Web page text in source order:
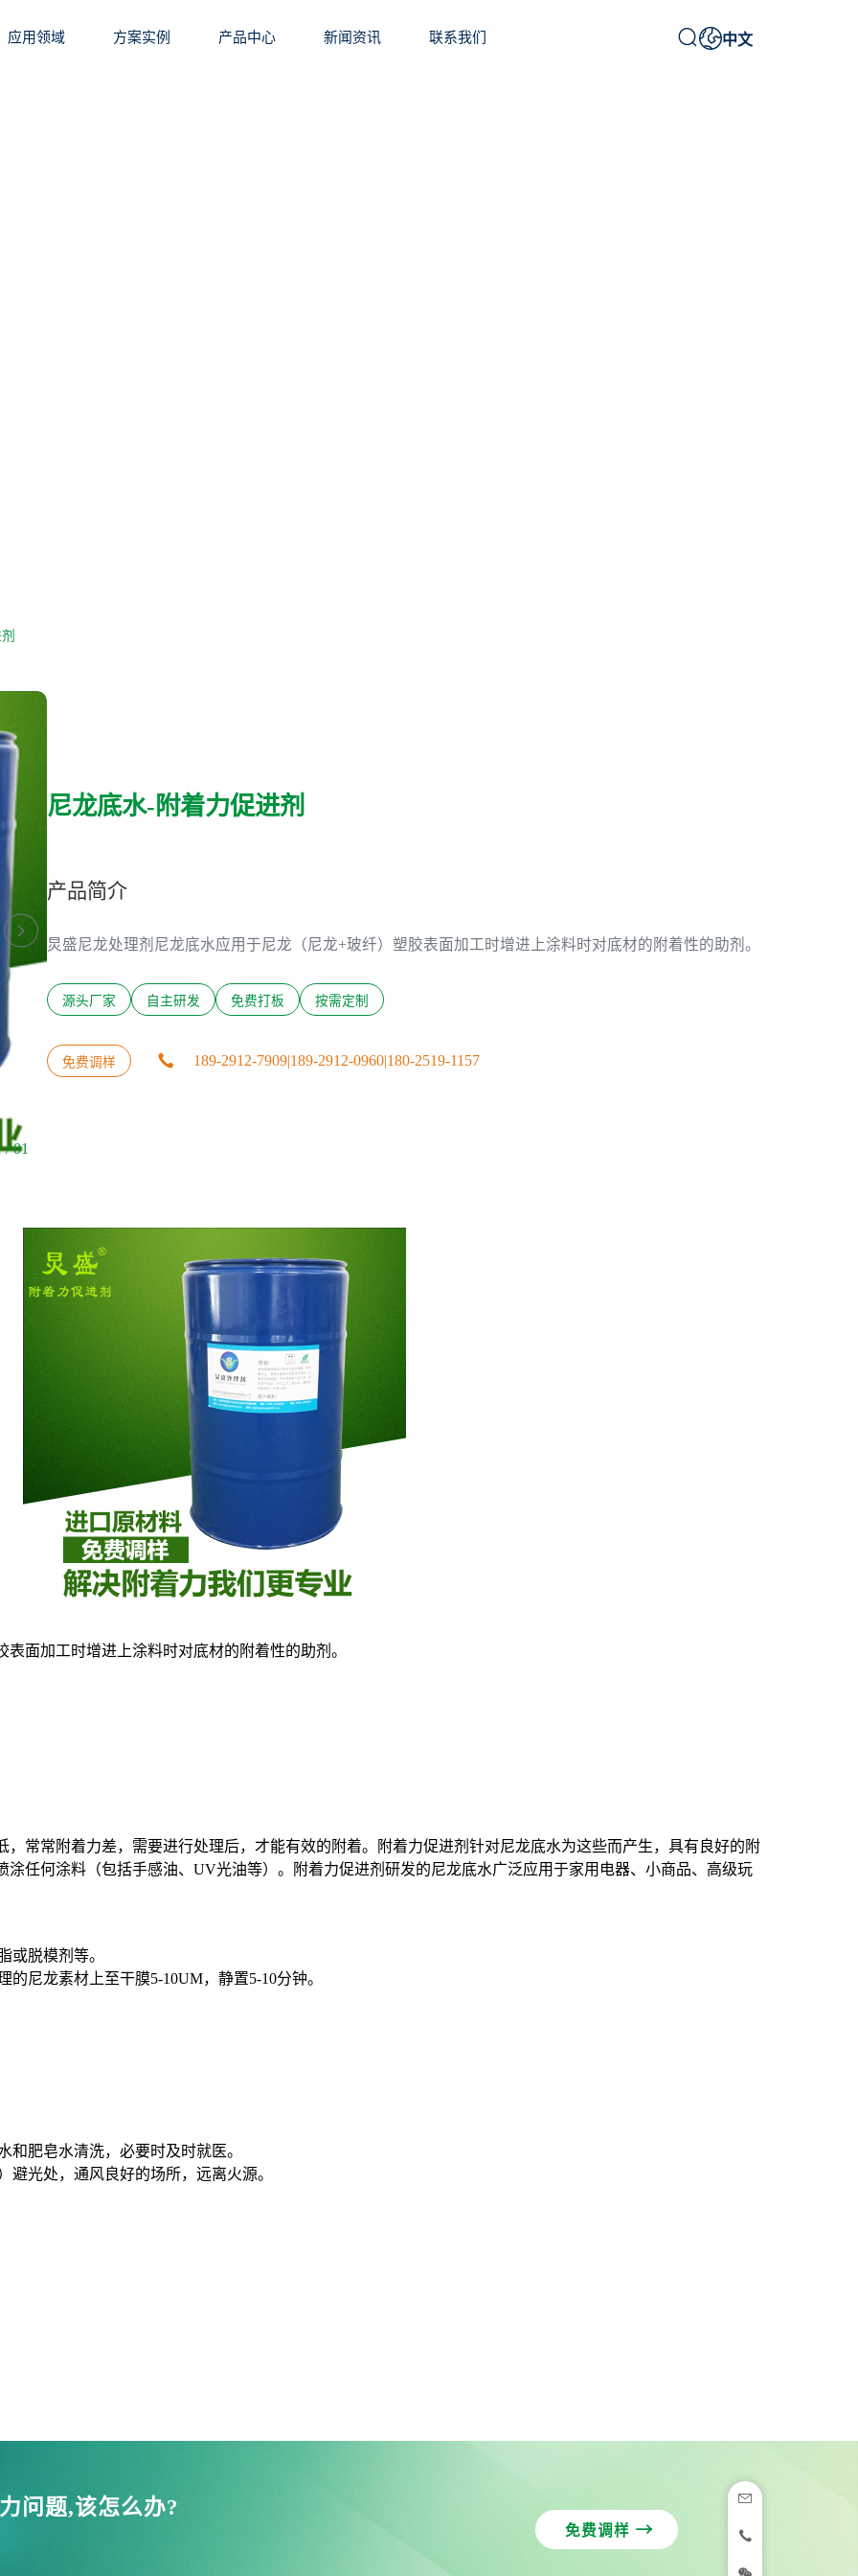
应用领域 方案实例 产品中心 新闻资讯 联系我们 中文
/ 01

尼龙底水-附着力促进剂
产品简介
炅盛尼龙处理剂尼龙底水应用于尼龙（尼龙+玻纤）塑胶表面加工时增进上涂料时对底材的附着性的助剂。
源头厂家 自主研发 免费打板 按需定制
免费调样  189-2912-7909|189-2912-0960|180-2519-1157
面加工时增进上涂料时对底材的附着性的助剂。
常常附着力差，需要进行处理后，才能有效的附着。附着力促进剂针对尼龙底水为这些而产生，具有良好的附
任何涂料（包括手感油、UV光油等）。附着力促进剂研发的尼龙底水广泛应用于家用电器、小商品、高级玩
或脱模剂等。
尼龙素材上至干膜5-10UM，静置5-10分钟。
和肥皂水清洗，必要时及时就医。
光处，通风良好的场所，远离火源。
问题,该怎么办?
免费调样 

